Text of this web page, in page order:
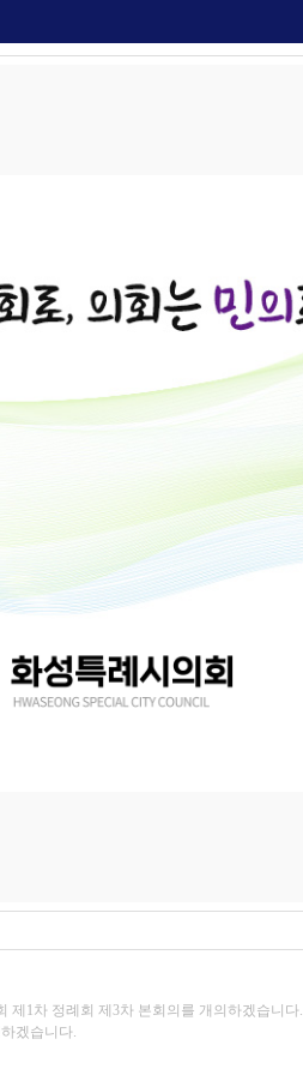
제1차 정례회 제3차 본회의를 개의하겠습니다.
겠습니다.